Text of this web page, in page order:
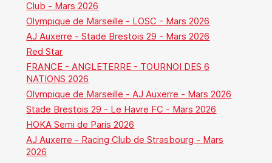
Club - Mars 2026
Olympique de Marseille - LOSC - Mars 2026
AJ Auxerre - Stade Brestois 29 - Mars 2026
Red Star
FRANCE - ANGLETERRE - TOURNOI DES 6
NATIONS 2026
Olympique de Marseille - AJ Auxerre - Mars 2026
Stade Brestois 29 - Le Havre FC - Mars 2026
HOKA Semi de Paris 2026
AJ Auxerre - Racing Club de Strasbourg - Mars
2026